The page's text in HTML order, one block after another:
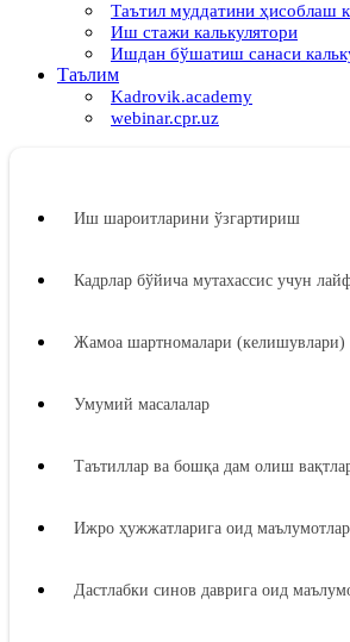
Таътил муддатини ҳисоблаш
Иш стажи калькулятори
Ишдан бўшатиш санаси
Таълим
Kadrovik.academy
webinar.cpr.uz
Иш шароитларини ўзгартириш
Кадрлар бўйича мутахассис учун
Жамоа шартномалари (келишувлари)
Умумий масалалар
Таътиллар ва бошқа дам олиш
Ижро ҳужжатларига оид маълумотлар
Дастлабки синов даврига оид